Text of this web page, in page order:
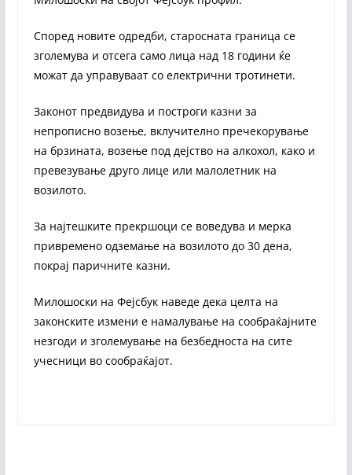
Според новите одредби, старосната граница се
зголемува и отсега само лица над 18 години ќе
можат да управуваат со електрични тротинети.
Законот предвидува и построги казни за
непрописно возење, вклучително пречекорување
на брзината, возење под дејство на алкохол, како и
превезување друго лице или малолетник на
возилото.
За најтешките прекршоци се воведува и мерка
привремено одземање на возилото до 30 дена,
покрај паричните казни.
Милошоски на Фејсбук наведе дека целта на
законските измени е намалување на сообраќајните
незгоди и зголемување на безбедноста на сите
учесници во сообраќајот.